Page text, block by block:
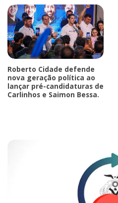
Roberto Cidade defende
nova geração política ao
lançar pré-candidaturas de
Carlinhos e Saimon Bessa.